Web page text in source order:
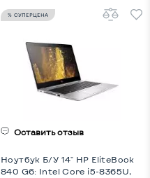
% СУПЕРЦЕНА
Оставить отзыв
Ноутбук Б/У 14" HP EliteBook
840 G6: Intel Core i5-8365U,